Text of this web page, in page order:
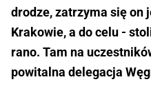
drodze, zatrzyma się on
Krakowie, a do celu -
rano. Tam na
powitalna delegacja